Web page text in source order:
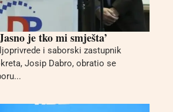
je tko mi smješta’
i saborski zastupnik
Josip Dabro, obratio se